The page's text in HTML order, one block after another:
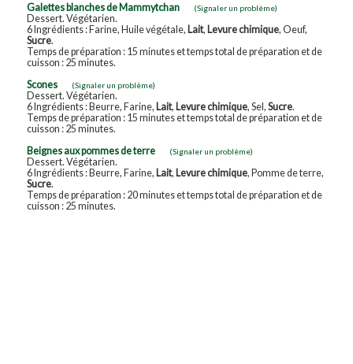
Galettes blanches de Mammytchan
(Signaler un problème)
Dessert. Végétarien.
6 Ingrédients : Farine, Huile végétale, Lait, Levure chimique, Oeuf,
Sucre.
Temps de préparation : 15 minutes et temps total de préparation et de
cuisson : 25 minutes.
Scones
(Signaler un problème)
Dessert. Végétarien.
6 Ingrédients : Beurre, Farine, Lait, Levure chimique, Sel, Sucre.
Temps de préparation : 15 minutes et temps total de préparation et de
cuisson : 25 minutes.
Beignes aux pommes de terre
(Signaler un problème)
Dessert. Végétarien.
6 Ingrédients : Beurre, Farine, Lait, Levure chimique, Pomme de terre,
Sucre.
Temps de préparation : 20 minutes et temps total de préparation et de
cuisson : 25 minutes.